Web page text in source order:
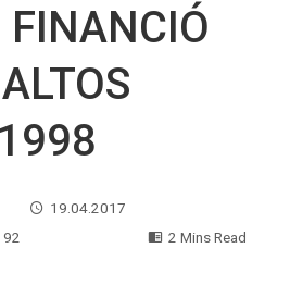
FINANCIÓ
19.04.2017
92 2 Mins Read